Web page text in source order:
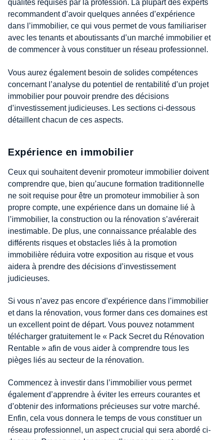
qualités requises par la profession. La plupart des experts
recommandent d’avoir quelques années d’expérience
dans l’immobilier, ce qui vous permet de vous familiariser
avec les tenants et aboutissants d’un marché immobilier et
de commencer à vous constituer un réseau professionnel.
Vous aurez également besoin de solides compétences
concernant l’analyse du potentiel de rentabilité d’un projet
immobilier pour pouvoir prendre des décisions
d’investissement judicieuses. Les sections ci-dessous
détaillent chacun de ces aspects.
Expérience en immobilier
Ceux qui souhaitent devenir promoteur immobilier doivent
comprendre que, bien qu’aucune formation traditionnelle
ne soit requise pour être un promoteur immobilier à son
propre compte, une expérience dans un domaine lié à
l’immobilier, la construction ou la rénovation s’avérerait
inestimable. De plus, une connaissance préalable des
différents risques et obstacles liés à la promotion
immobilière réduira votre exposition au risque et vous
aidera à prendre des décisions d’investissement
judicieuses.
Si vous n’avez pas encore d’expérience dans l’immobilier
et dans la rénovation, vous former dans ces domaines est
un excellent point de départ. Vous pouvez notamment
télécharger gratuitement le « Pack Secret du Rénovation
Rentable » afin de vous aider à comprendre tous les
pièges liés au secteur de la rénovation.
Commencez à investir dans l’immobilier vous permet
également d’apprendre à éviter les erreurs courantes et
d’obtenir des informations précieuses sur votre marché.
Enfin, cela vous donnera le temps de vous constituer un
réseau professionnel, un aspect crucial qui sera abordé ci-